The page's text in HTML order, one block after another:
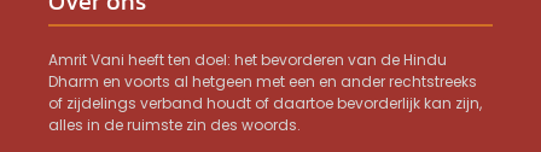
Amrit Vani heeft ten doel: het bevorderen van de Hindu
Dharm en voorts al hetgeen met een en ander rechtstreeks
of zijdelings verband houdt of daartoe bevorderlijk kan zijn,
alles in de ruimste zin des woords.